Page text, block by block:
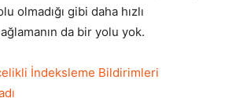
olmadığı gibi daha hızlı
da bir yolu yok.
İndeksleme Bildirimleri